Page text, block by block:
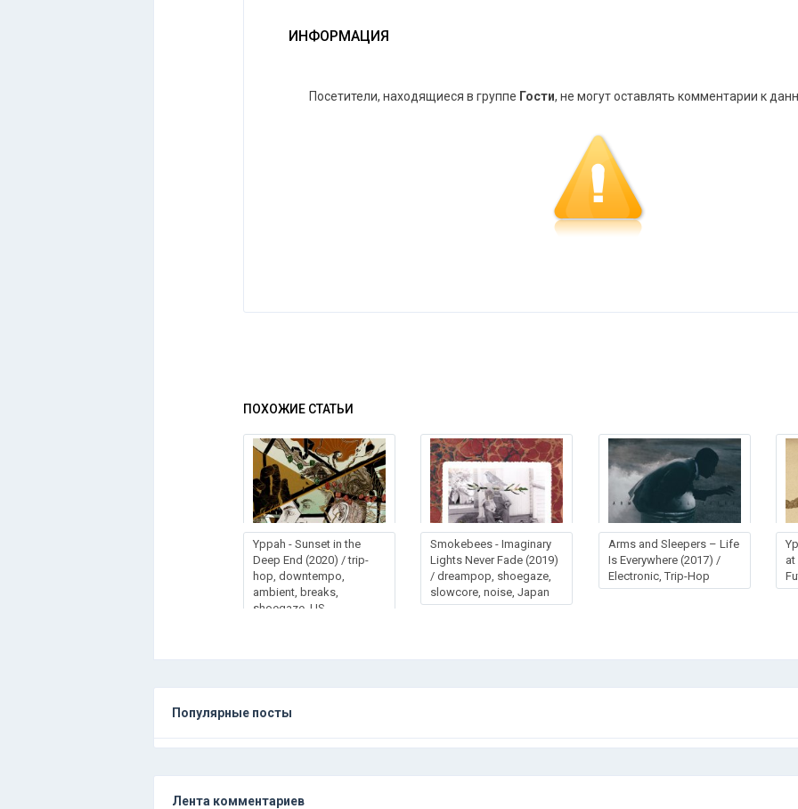
ИНФОРМАЦИЯ
Посетители, находящиеся в группе Гости, не могут оставлять комментарии к
ПОХОЖИЕ СТАТЬИ
Yppah - Sunset in the
Deep End (2020) / trip-
hop, downtempo,
ambient, breaks,
shoegaze, US
Smоkеbееs - Imаginаrу
Lights Nеvеr Fаdе (2019)
/ dreampop, shoegaze,
slowcore, noise, Japan
Arms and Sleepers – Life
Is Everywhere (2017) /
Electronic, Trip-Hop
at
Популярные посты
Лента комментариев